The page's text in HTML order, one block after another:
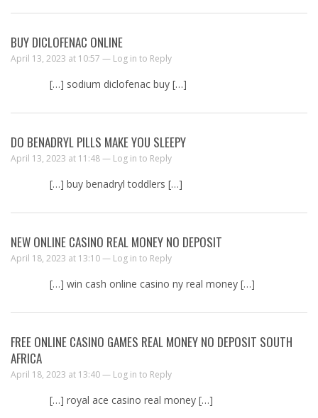
BUY DICLOFENAC ONLINE
April 13, 2023 at 10:57 — Log in to Reply
[…] sodium diclofenac buy […]
DO BENADRYL PILLS MAKE YOU SLEEPY
April 13, 2023 at 11:48 — Log in to Reply
[…] buy benadryl toddlers […]
NEW ONLINE CASINO REAL MONEY NO DEPOSIT
April 18, 2023 at 13:10 — Log in to Reply
[…] win cash online casino ny real money […]
FREE ONLINE CASINO GAMES REAL MONEY NO DEPOSIT SOUTH
AFRICA
April 18, 2023 at 13:40 — Log in to Reply
[…] royal ace casino real money […]